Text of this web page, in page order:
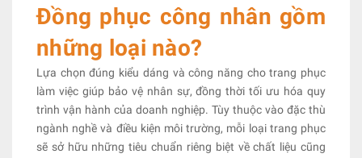
Đồng phục công nhân gồm
những loại nào?
Lựa chọn đúng kiểu dáng và công năng cho trang phục
làm việc giúp bảo vệ nhân sự, đồng thời tối ưu hóa quy
trình vận hành của doanh nghiệp. Tùy thuộc vào đặc thù
ngành nghề và điều kiện môi trường, mỗi loại trang phục
sẽ sở hữu những tiêu chuẩn riêng biệt về chất liệu cũng